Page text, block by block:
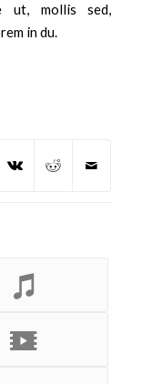
ut, mollis sed,
in du.